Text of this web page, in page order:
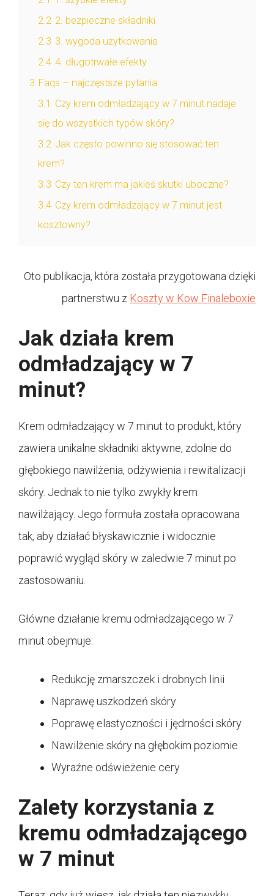
2.2 2. bezpieczne składniki
2.3 3. wygoda użytkowania
2.4 4. długotrwałe efekty
3 Faqs – najczęstsze pytania
3.1 Czy krem odmładzający w 7 minut nadaje
się do wszystkich typów skóry?
3.2 Jak często powinno się stosować ten
krem?
3.3 Czy ten krem ma jakieś skutki uboczne?
3.4 Czy krem odmładzający w 7 minut jest
kosztowny?
Oto publikacja, która została przygotowana dzięki
partnerstwu z Koszty w Kow Finaleboxie
Jak działa krem
odmładzający w 7
minut?
Krem odmładzający w 7 minut to produkt, który
zawiera unikalne składniki aktywne, zdolne do
głębokiego nawilżenia, odżywienia i rewitalizacji
skóry. Jednak to nie tylko zwykły krem
nawilżający. Jego formuła została opracowana
tak, aby działać błyskawicznie i widocznie
poprawić wygląd skóry w zaledwie 7 minut po
zastosowaniu.
Główne działanie kremu odmładzającego w 7
minut obejmuje:
Redukcję zmarszczek i drobnych linii
Naprawę uszkodzeń skóry
Poprawę elastyczności i jędrności skóry
Nawilżenie skóry na głębokim poziomie
Wyraźne odświeżenie cery
Zalety korzystania z
kremu odmładzającego
w 7 minut